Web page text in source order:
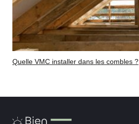
Quelle VMC installer dans les combles ?
Bien